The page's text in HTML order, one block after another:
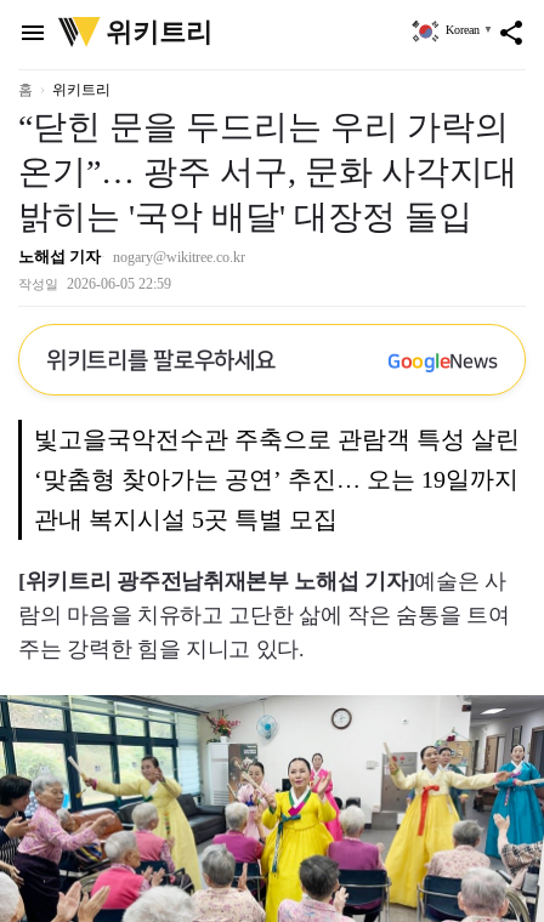
menu
위
키
리
위키트리 share
Korean ▼
홈 위키트리
“닫힌 문을 두드리는 우리 가락의
온기”… 광주 서구, 문화 사각지대
밝히는 '국악 배달' 대장정 돌입
노해섭 기자 nogary@wikitree.co.kr
작성일 2026-06-05 22:59
위키트리를 팔로우하세요 GoogleNews
빛고을국악전수관 주축으로 관람객 특성 살린
‘맞춤형 찾아가는 공연’ 추진… 오는 19일까지
관내 복지시설 5곳 특별 모집
[위키트리 광주전남취재본부 노해섭 기자]예술은 사
람의 마음을 치유하고 고단한 삶에 작은 숨통을 트여
주는 강력한 힘을 지니고 있다.